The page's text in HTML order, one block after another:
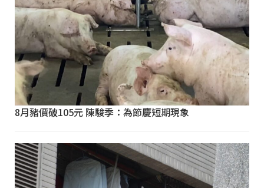
8月豬價破105元 陳駿季：為節慶短期現象